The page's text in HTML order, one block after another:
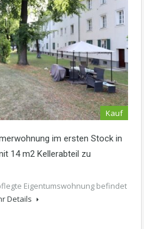
Kauf
im ersten Stock in
14 m2 Kellerabteil zu
Eigentumswohnung befindet
Details